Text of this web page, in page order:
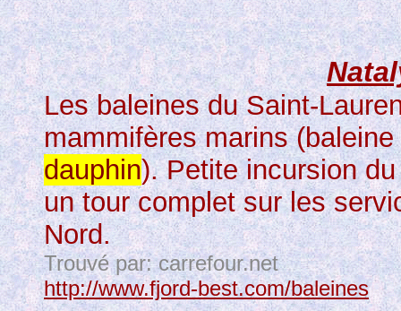
Les baleines du Saint-
mammifères marins
dauphin). Petite incursion
un tour complet sur les
Nord.
Trouvé par: carrefour.net
http://www.fjord-best.com/baleines